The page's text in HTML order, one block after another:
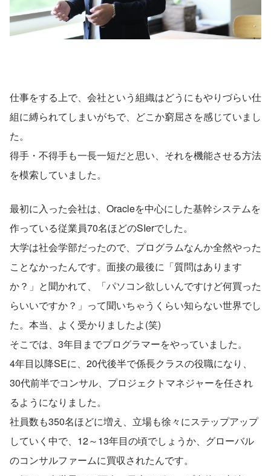
仕事をする上で、会社という組織はどうにもやりづらい仕
組に縛られてしまいがちで、どこか窮屈さを感じていまし
た。
得手・不得手も一長一短だと思い、それを機能させる方法
を模索していました。
最初に入った会社は、Oracleを中心にした基幹システムを
作っている従業員70名ほどのSIerでした。
大学は社会学部だったので、プログラムなんか全然やった
ことなかったんです。面接の最後に「質問はあります
か？」と聞かれて、「パソコン欲しいんですけど何買った
らいいですか？」って聞いちゃうくらい知らない世界でし
た。本当、よく受かりましたよ(笑)
そこでは、3年目までプログラマーをやっていました。
4年目以降SEに、20代後半で係長クラスの役職になり、
30代前半でコンサル、プロジェクトマネジャーを任され
るようになりました。
社員数も350名ほどに増え、立場も徐々にステップアップ
していく中で、12～13年目の頃でしょうか、グローバル
のコンサルファームに買収されたんです。